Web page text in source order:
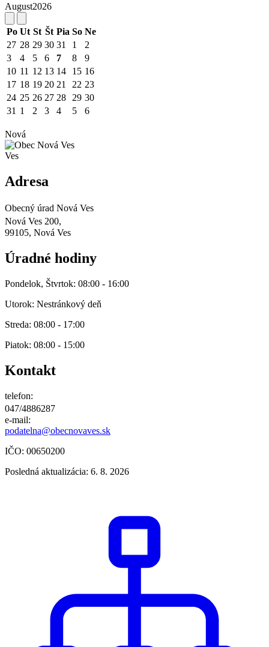
August2026
Po Ut St Št Pia So Ne
27 28 29 30 31 1
2
3
4 5 6 7 8
9
10 11 12 13 14 15 16
17 18 19 20 21 22 23
24 25 26 27 28 29 30
31 1 2 3 4 5 6
Nová
Ves
Adresa
Obecný úrad Nová Ves
Nová Ves 200,
99105, Nová Ves
Úradné hodiny
Pondelok, Štvrtok: 08:00 - 16:00
Utorok: Nestránkový deň
Streda: 08:00 - 17:00
Piatok: 08:00 - 15:00
Kontakt
telefon:
047/4886287
e-mail:
podatelna@obecnovaves.sk
IČO: 00650200
Posledná aktualizácia: 6. 8. 2026